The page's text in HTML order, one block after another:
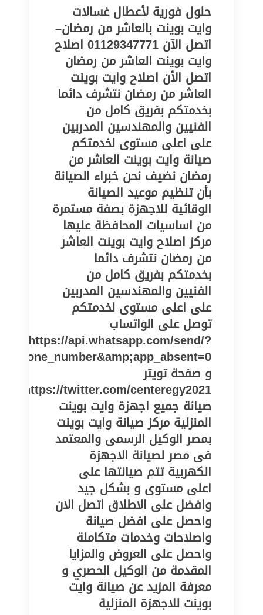
حلول فورية لأعطال غسالات
وايت بوينت بالعاشر من رمضان–
اتصل الآن 01129347771 اصلاح
وايت بوينت العاشر من رمضان
اتصل الأن اصلاح وايت بوينت
العاشر من رمضان نتشرف دائما
بخدمتكم بفريق كامل من
الفنيين والمهندسين المدربين
على اعلى مستوى لخدمتكم
صيانة وايت بوينت العاشر من
رمضان نضيف نحن خبراء الصيانة
بأن تنظيم موعيد الصيانة
الوقائية للاجهزة بصفة مستمرة
من اساسيات المحافظة عليها
مركز اصلاح وايت بوينت العاشر
من رمضان نتشرف دائما
بخدمتكم بفريق كامل من
الفنيين والمهندسين المدربين
على اعلى مستوى لخدمتكم
توصل على الواتساب
https://api.whatsapp.com/send/?
و صفحة تويتر
https://twitter.com/centeregy2021
صيانة جميع اجهزة وايت بوينت
المنزلية مركز صيانة وايت بوينت
بمصر الوكيل الرسمى والمعتمد
فى مصر لصيانة الاجهزة
الكهربية تتم صيانتها على
اعلى مستوى و بشكل جيد
وافضل على الاطلاق اتصل الان
واحصل على افضل صيانة
واصلاحات وخدمات متكاملة
واحصل على العروض والمزايا
المقدمة من الوكيل الحصري و
معرفة المزيد عن صيانة وايت
بوينت للاجهزة المنزلية